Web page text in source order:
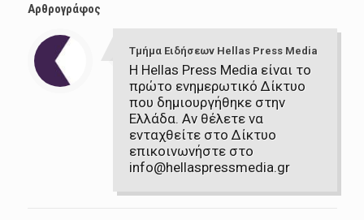
Αρθρογράφος
Τμήμα Ειδήσεων Hellas Press Media
Η Hellas Press Media είναι το
πρώτο ενημερωτικό Δίκτυο
που δημιουργήθηκε στην
Ελλάδα. Αν θέλετε να
ενταχθείτε στο Δίκτυο
επικοινωνήστε στο
info@hellaspressmedia.gr